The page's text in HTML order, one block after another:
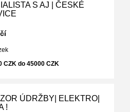
S AJ | ČESKÉ
CZK do 45000 CZK
ÚDRŽBY| ELEKTRO|
!